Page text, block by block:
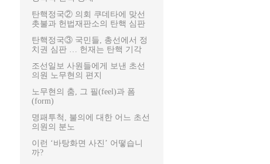
탄핵정국② 의회 쿠데타에 맞선
촛불과 헌법재판소의 탄핵 심판
탄핵정국③ 국민들, 총선에서 정
치권 심판 … 헌재는 탄핵 기각
조선일보 사원들에게 보낸 초선
의원 노무현의 편지
노무현의 춤, 그 필(feel)과 폼
(form)
명패투척, 불의에 대한 어느 초선
의원의 분노
이런 ‘바탕화면 사진’ 어떻습니
까?